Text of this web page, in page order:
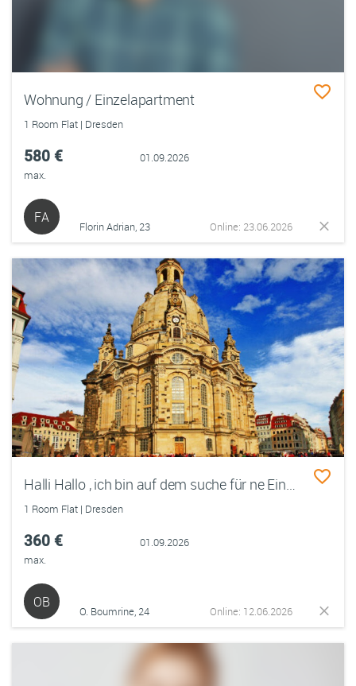
Wohnung / Einzelapartment
1 Room Flat | Dresden
580 €
max.
01.09.2026
FA
Florin Adrian, 23 Online: 23.06.2026
Halli Hallo , ich bin auf dem suche für ne Einzelzimmer Wohnung
1 Room Flat | Dresden
360 €
max.
01.09.2026
OB
O. Boumrine, 24 Online: 12.06.2026